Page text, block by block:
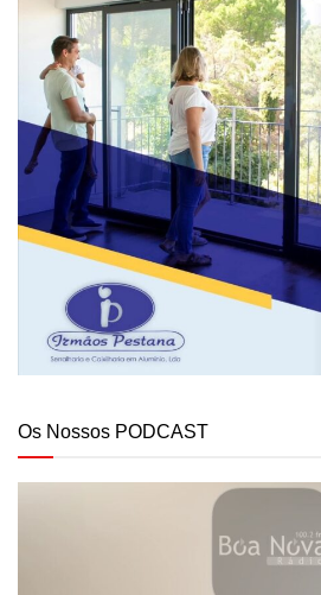
Os Nossos PODCAST